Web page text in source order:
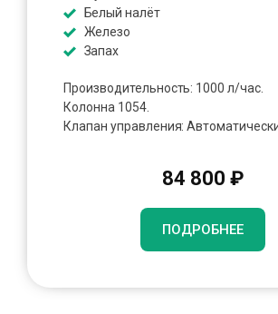
Белый налёт
Железо
Запах
Производительность: 1000 л/час.
Колонна 1054.
Клапан управления:
84 800 ₽
ПОДРОБНЕЕ